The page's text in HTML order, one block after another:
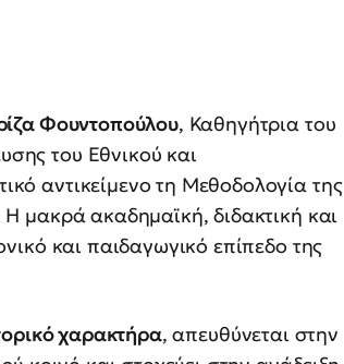
Φουντοπούλου, Καθηγήτρια του
του Εθνικού και
αντικείμενο τη Μεθοδολογία της
μακρά ακαδημαϊκή, διδακτική και
και παιδαγωγικό επίπεδο της
χαρακτήρα, απευθύνεται στην